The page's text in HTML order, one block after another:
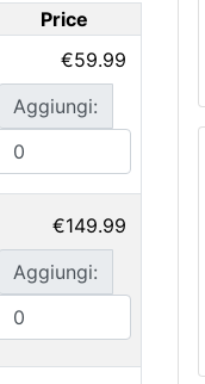
Price
€59.99
Aggiungi:
€149.99
Aggiungi: